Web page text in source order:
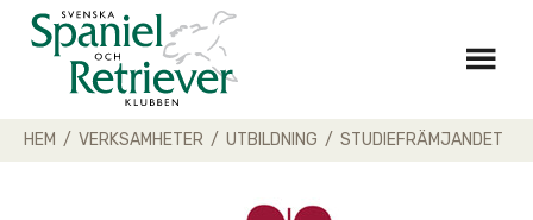
Skip
HEM / VERKSAMHETER / UTBILDNING / STUDIEFRÄMJANDET